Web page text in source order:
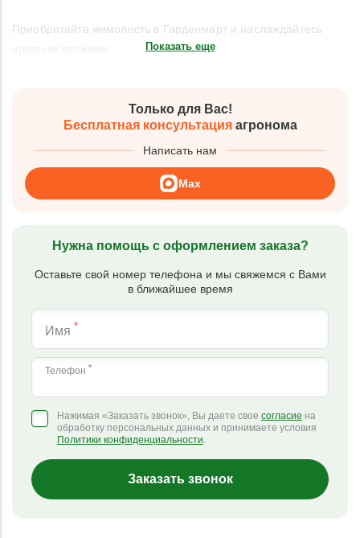
Приобретайте жимолость в Гарденмарт и наслаждайтесь
Показать еще
Только для Вас!
Бесплатная консультацияагронома
Написать нам
Max
Нужна помощь с оформлением заказа?
Оставьте свой номер телефона и мы свяжемся с Вами
в ближайшее время
Имя *
Телефон *
Нажимая «Заказать звонок», Вы даете свое согласие на
обработку персональных данных и принимаете условия
Политики конфиденциальности.
Заказать звонок